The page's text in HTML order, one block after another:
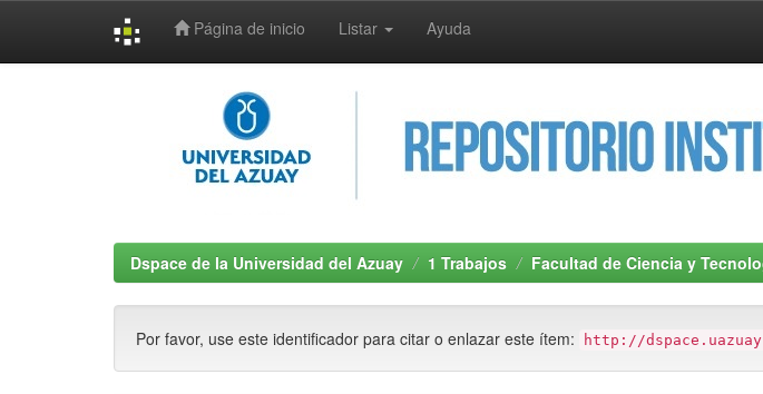
Página de inicio Listar Ayuda
Dspace de la Universidad del Azuay 1 Trabajos Facultad de Ciencia y
Por favor, use este identificador para citar o enlazar este ítem: http://